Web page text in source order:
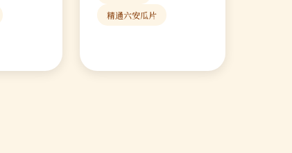
精通六安瓜片